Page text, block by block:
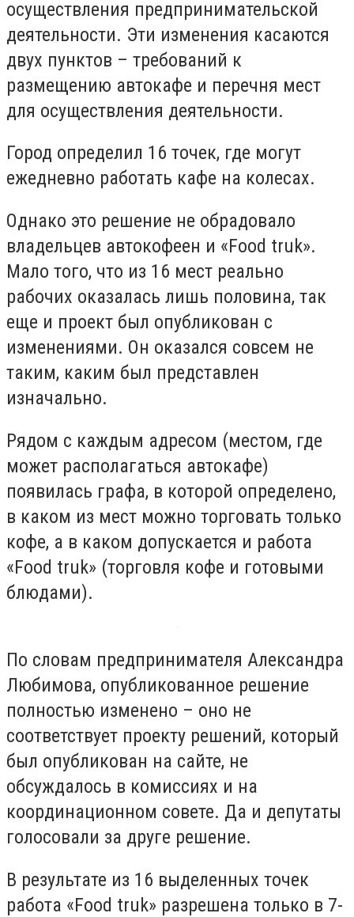
осуществления предпринимательской
деятельности. Эти изменения касаются
двух пунктов – требований к
размещению автокафе и перечня мест
для осуществления деятельности.
Город определил 16 точек, где могут
ежедневно работать кафе на колесах.
Однако это решение не обрадовало
владельцев автокофеен и «Fооd truk».
Мало того, что из 16 мест реально
рабочих оказалась лишь половина, так
еще и проект был опубликован с
изменениями. Он оказался совсем не
таким, каким был представлен
изначально.
Рядом с каждым адресом (местом, где
может располагаться автокафе)
появилась графа, в которой определено,
в каком из мест можно торговать только
кофе, а в каком допускается и работа
«Fооd truk» (торговля кофе и готовыми
блюдами).
По словам предпринимателя Александра
Любимова, опубликованное решение
полностью изменено – оно не
соответствует проекту решений, который
был опубликован на сайте, не
обсуждалось в комиссиях и на
координационном совете. Да и депутаты
голосовали за друге решение.
В результате из 16 выделенных точек
работа «Fооd truk» разрешена только в 7-